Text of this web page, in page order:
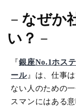
－ なぜか
い？ －
『銀座No.1ホス
ール』は、仕事
ない人のための
スマンにはある